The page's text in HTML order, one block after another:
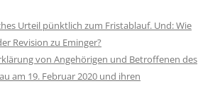
Urteil pünktlich zum Fristablauf. Und: Wie
Revision zu Eminger?
von Angehörigen und Betroffenen des
am 19. Februar 2020 und ihren